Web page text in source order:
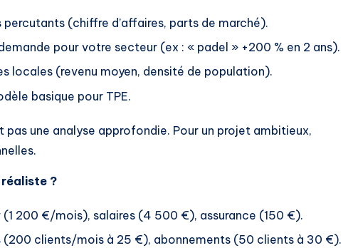
percutants (chiffre d’affaires, parts de marché).
pour votre secteur (ex : « padel » +200 % en 2 ans).
locales (revenu moyen, densité de population).
basique pour TPE.
pas une analyse approfondie. Pour un projet ambitieux,
?
(1 200 €/mois), salaires (4 500 €), assurance (150 €).
(200 clients/mois à 25 €), abonnements (50 clients à 30 €).